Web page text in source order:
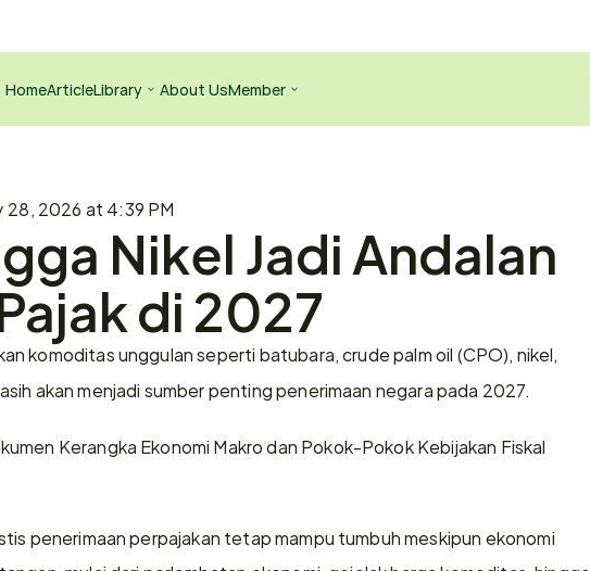
HomeArticleLibrary About UsMember
28, 2026 at 4:39 PMNikel Jadi Andalan
di 2027
komoditas unggulan seperti batubara, crude palm oil (CPO), nikel,
akan menjadi sumber penting penerimaan negara pada 2027.
Kerangka Ekonomi Makro dan Pokok-Pokok Kebijakan Fiskal
penerimaan perpajakan tetap mampu tumbuh meskipun ekonomi